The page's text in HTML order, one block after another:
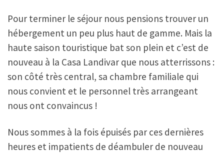
Pour terminer le séjour nous pensions trouver un
hébergement un peu plus haut de gamme. Mais la
haute saison touristique bat son plein et c’est de
nouveau à la Casa Landivar que nous atterrissons :
son côté très central, sa chambre familiale qui
nous convient et le personnel très arrangeant
nous ont convaincus !
Nous sommes à la fois épuisés par ces dernières
heures et impatients de déambuler de nouveau